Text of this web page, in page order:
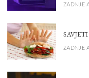
ZADNJE
ZADNJE